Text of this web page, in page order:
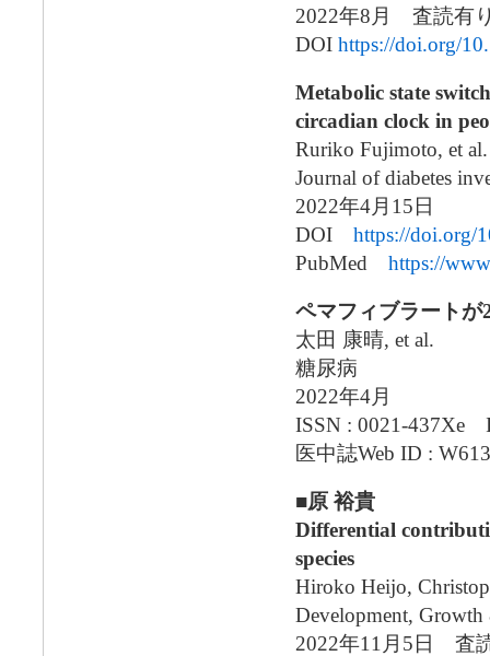
2022年8月 査読有
DOI https://doi.org/
Metabolic state
circadian clock in
Ruriko Fujimoto, et al.
Journal of diabetes
2022年4月15日
DOI https://doi.org/
PubMed https://
ペマフィブラート
太田 康晴, et al.
糖尿病
2022年4月
ISSN : 0021-437Xe
医中誌Web ID :
■原 裕貴
Differential
species
Hiroko Heijo,
Development,
2022年11月5日